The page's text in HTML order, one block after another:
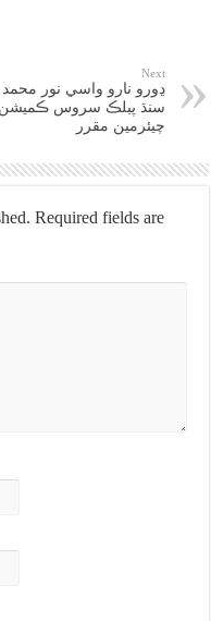
Next
ڍورو نارو واسي نور محمد
سنڌ پبلڪ سروس
چيئرمين مقرر
Required fields are